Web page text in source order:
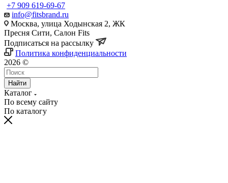
+7 909 619-69-67
info@fitsbrand.ru
Москва, улица Ходынская 2, ЖК
Пресня Сити, Салон Fits
Подписаться на рассылку
Политика конфиденциальности
2026 ©
Найти
Каталог
По всему сайту
По каталогу